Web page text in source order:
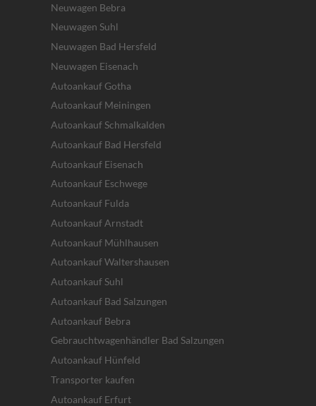
Neuwagen Bebra
Neuwagen Suhl
Neuwagen Bad Hersfeld
Neuwagen Eisenach
Autoankauf Gotha
Autoankauf Meiningen
Autoankauf Schmalkalden
Autoankauf Bad Hersfeld
Autoankauf Eisenach
Autoankauf Eschwege
Autoankauf Fulda
Autoankauf Arnstadt
Autoankauf Mühlhausen
Autoankauf Waltershausen
Autoankauf Suhl
Autoankauf Bad Salzungen
Autoankauf Bebra
Gebrauchtwagenhändler Bad Salzungen
Autoankauf Hünfeld
Transporter kaufen
Autoankauf Erfurt